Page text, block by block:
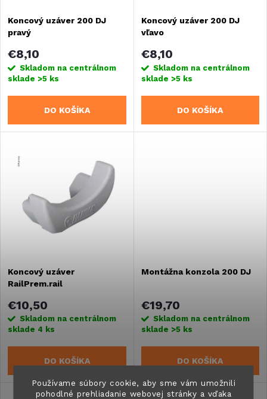
Používame súbory cookie, aby sme vám umožnili
pohodlné prehliadanie webovej stránky a vďaka
e
p
r
o
d
o
v
s
p
r
o
d
u
v
Koncový uzáver 200 DJ
pravý
€8,10
Skladom na centrálnom
sklade >5 ks
DO KOŠÍKA
Koncový uzáver 200 DJ
vľavo
€8,10
Skladom na centrálnom
sklade >5 ks
DO KOŠÍKA
Koncový uzáver
RailPrem.rail
€10,50
Skladom na centrálnom
sklade 4 ks
DO KOŠÍKA
Montážna konzola 200 DJ
€19,70
Skladom na centrálnom
sklade >5 ks
DO KOŠÍKA